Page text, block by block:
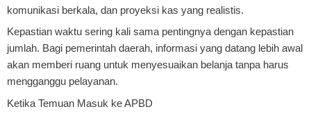
komunikasi berkala, dan proyeksi kas yang realistis.
Kepastian waktu sering kali sama pentingnya dengan kepastian
jumlah. Bagi pemerintah daerah, informasi yang datang lebih awal
akan memberi ruang untuk menyesuaikan belanja tanpa harus
mengganggu pelayanan.
Ketika Temuan Masuk ke APBD